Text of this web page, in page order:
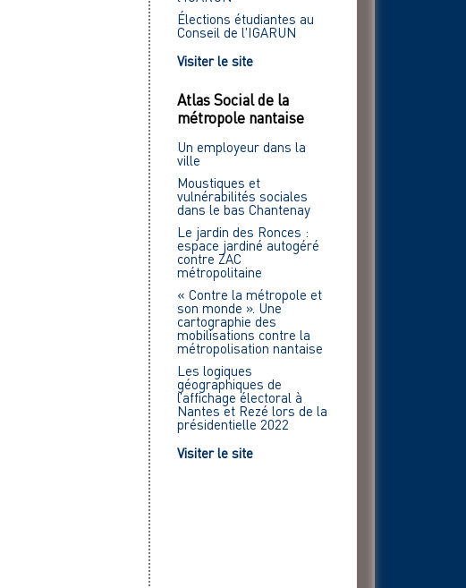
Élections étudiantes au
Conseil de l'IGARUN
Visiter le site
Atlas Social de la
métropole nantaise
Un employeur dans la
ville
Moustiques et
vulnérabilités sociales
dans le bas Chantenay
Le jardin des Ronces :
espace jardiné autogéré
contre ZAC
métropolitaine
« Contre la métropole et
son monde ». Une
cartographie des
mobilisations contre la
métropolisation nantaise
Les logiques
géographiques de
l’affichage électoral à
Nantes et Rezé lors de la
présidentielle 2022
Visiter le site